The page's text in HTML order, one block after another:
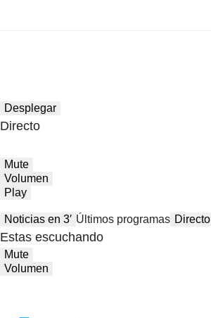
Desplegar
Directo
Mute
Volumen
Play
Noticias en 3′ Últimos programas Directo
Estas escuchando
Mute
Volumen